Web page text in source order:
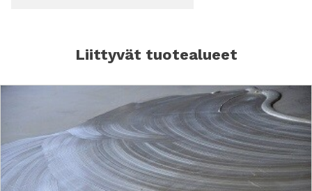
Liittyvät tuotealueet